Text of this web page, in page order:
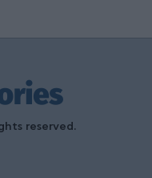
reserved.